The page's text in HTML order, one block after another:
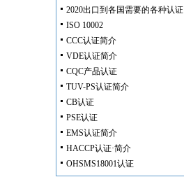
2020出口到各国需要的各种认证
ISO 10002
CCC认证简介
VDE认证简介
CQC产品认证
TUV-PS认证简介
CB认证
PSE认证
EMS认证简介
HACCP认证·简介
OHSMS18001认证